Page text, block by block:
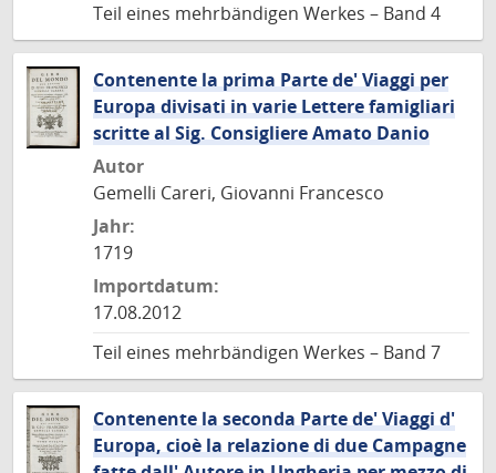
Teil eines mehrbändigen Werkes – Band 4
Contenente la prima Parte de' Viaggi per
Europa divisati in varie Lettere famigliari
scritte al Sig. Consigliere Amato Danio
Autor
Gemelli Careri, Giovanni Francesco
Jahr:
1719
Importdatum:
17.08.2012
Teil eines mehrbändigen Werkes – Band 7
Contenente la seconda Parte de' Viaggi d'
Europa, cioè la relazione di due Campagne